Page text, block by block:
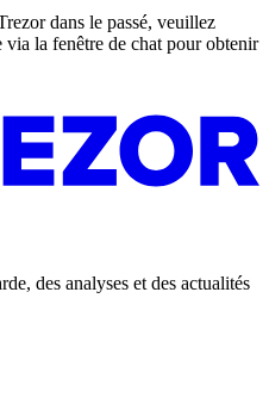
dans le passé, veuillez
via la fenêtre de chat pour obtenir
des analyses et des actualités